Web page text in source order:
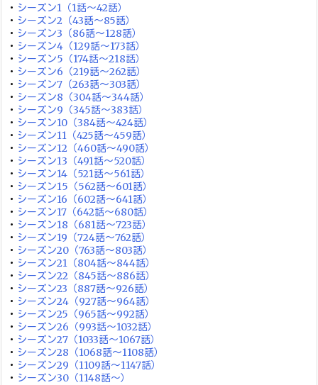
・ シーズン1（1話～42話）
・ シーズン2（43話～85話）
・ シーズン3（86話～128話）
・ シーズン4（129話～173話）
・ シーズン5（174話～218話）
・ シーズン6（219話～262話）
・ シーズン7（263話～303話）
・ シーズン8（304話～344話）
・ シーズン9（345話～383話）
・ シーズン10（384話～424話）
・ シーズン11（425話～459話）
・ シーズン12（460話～490話）
・ シーズン13（491話～520話）
・ シーズン14（521話～561話）
・ シーズン15（562話～601話）
・ シーズン16（602話～641話）
・ シーズン17（642話～680話）
・ シーズン18（681話～723話）
・ シーズン19（724話～762話）
・ シーズン20（763話～803話）
・ シーズン21（804話～844話）
・ シーズン22（845話～886話）
・ シーズン23（887話～926話）
・ シーズン24（927話～964話）
・ シーズン25（965話～992話）
・ シーズン26（993話～1032話）
・ シーズン27（1033話～1067話）
・ シーズン28（1068話～1108話）
・ シーズン29（1109話～1147話）
・ シーズン30（1148話～）